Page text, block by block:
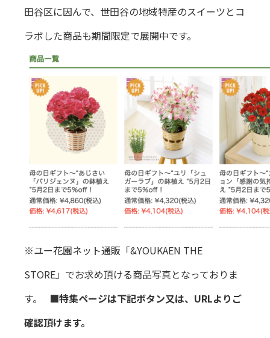
田谷区に因んで、世田谷の地域特産のスイーツとコ
ラボした商品も期間限定で展開中です。
※ユー花園ネット通販「&YOUKAEN THE
STORE」でお求め頂ける商品写真となっておりま
す。 ■特集ページは下記ボタン又は、URLよりご
確認頂けます。